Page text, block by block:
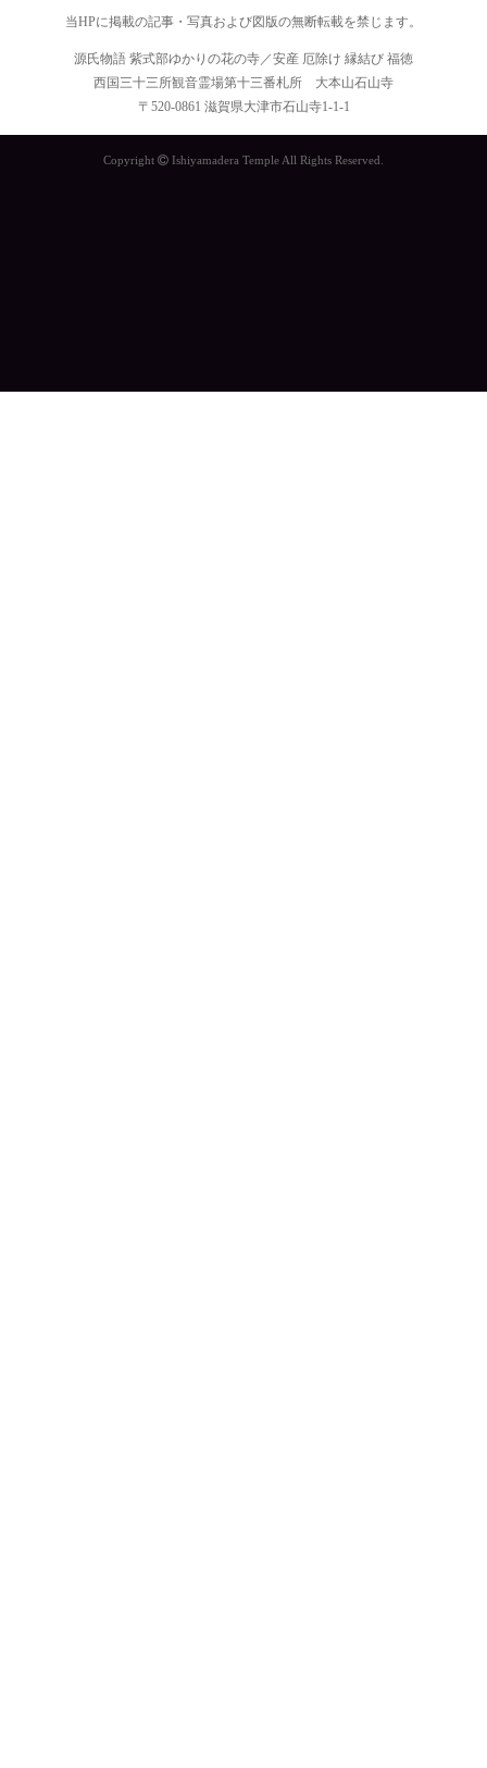
当HPに掲載の記事・写真および図版の無断転載を禁じます。
源氏物語 紫式部ゆかりの花の寺／安産 厄除け 縁結び 福徳
西国三十三所観音霊場第十三番札所 大本山石山寺
〒520-0861 滋賀県大津市石山寺1-1-1
Copyright Ishiyamadera Temple All Rights Reserved.